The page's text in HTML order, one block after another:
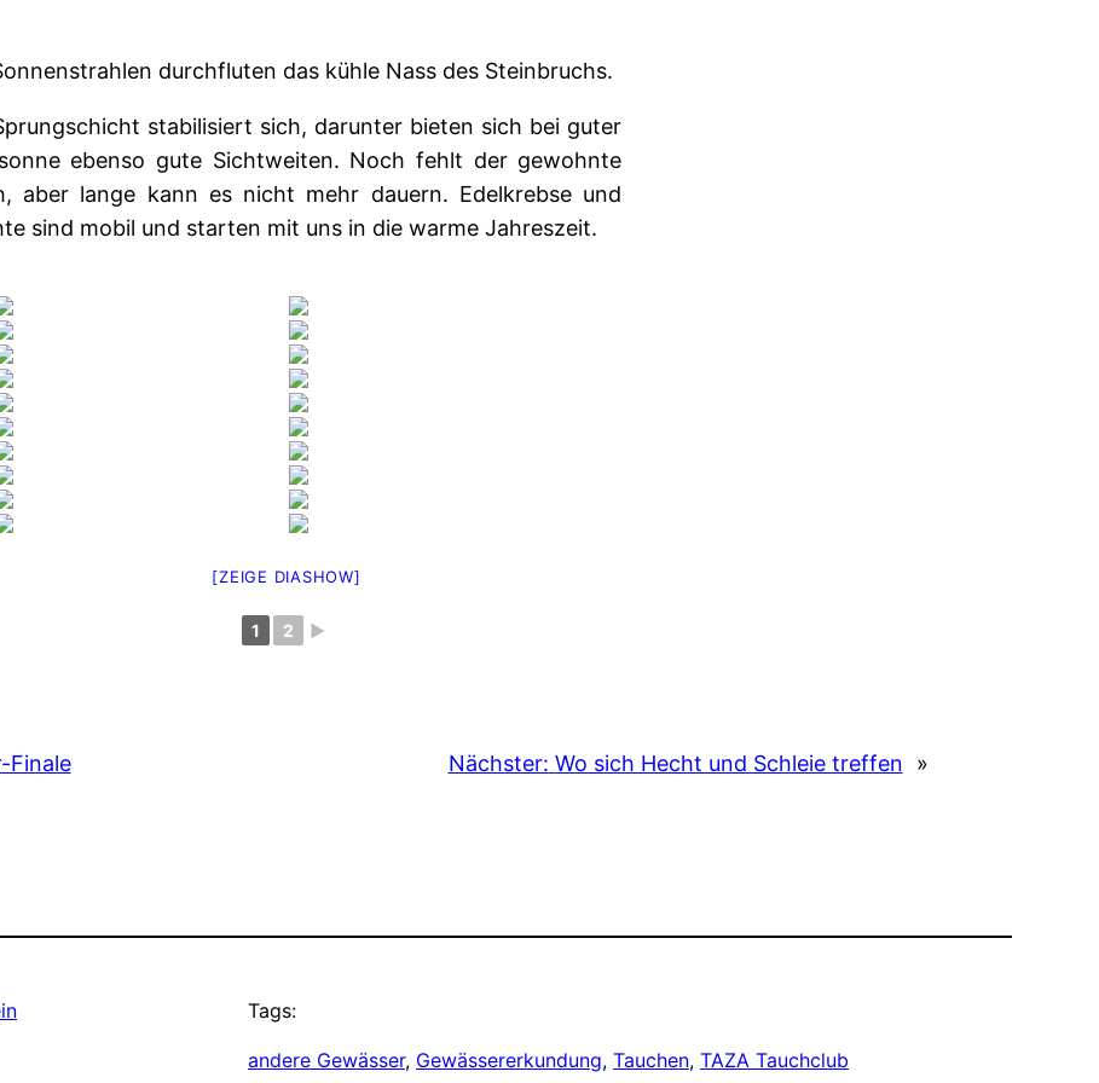
durchfluten das kühle Nass des Steinbruchs.
stabilisiert sich, darunter bieten sich bei guter
ebenso gute Sichtweiten. Noch fehlt der gewohnte
aber lange kann es nicht mehr dauern. Edelkrebse und
sind mobil und starten mit uns in die warme Jahreszeit.
[ZEIGE DIASHOW]
1 2 ►
Finale Nächster: Wo sich Hecht und Schleie treffen »
Tags:
andere Gewässer, Gewässererkundung, Tauchen, TAZA Tauchclub